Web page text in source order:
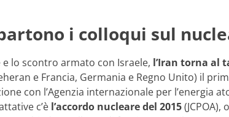
i colloqui sul
lo scontro armato con Israele, l’Iran torna al
e Francia, Germania e Regno Unito) il
con l’Agenzia internazionale per l’energia
c’è l’accordo nucleare del 2015